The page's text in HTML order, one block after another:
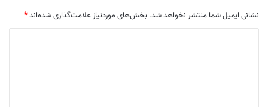
نشانی ایمیل شما منتشر نخواهد شد. بخش‌های موردنیاز علامت‌گذاری شده‌اند*